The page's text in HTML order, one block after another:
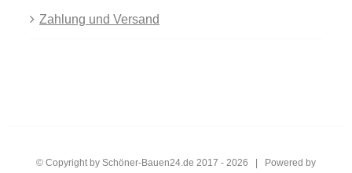
Zahlung und Versand
© Copyright by Schöner-Bauen24.de 2017 - 2026 | Powered by